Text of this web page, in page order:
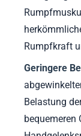
Rumpfkraft
Geringere
Belastung
bequemeren